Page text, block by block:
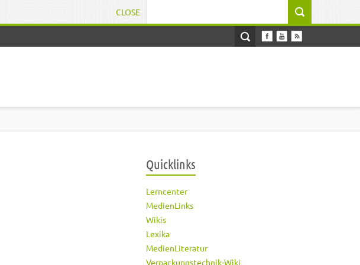
CLOSE
Quicklinks
Lerncenter
MedienLinks
Wikis
Lexika
MedienLiteratur
Verpackungstechnik-Wiki